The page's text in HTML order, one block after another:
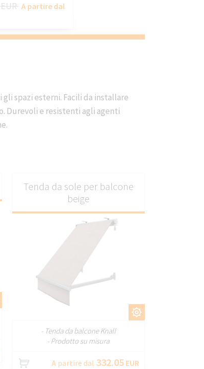
A partire dal
spazi esterni. Facili da installare
Durevoli e resistenti agli agenti
Tenda da sole per balcone
beige
- Tenda da balcone Knall
- Prodotto su misura
A partire dal 332.05 EUR